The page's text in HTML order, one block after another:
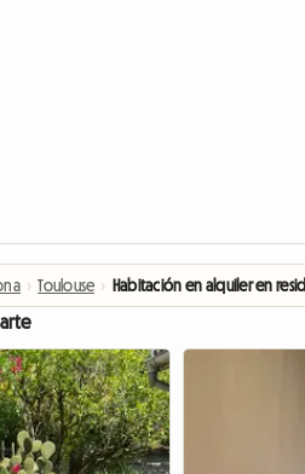
› Toulouse › Habitación en alquiler en